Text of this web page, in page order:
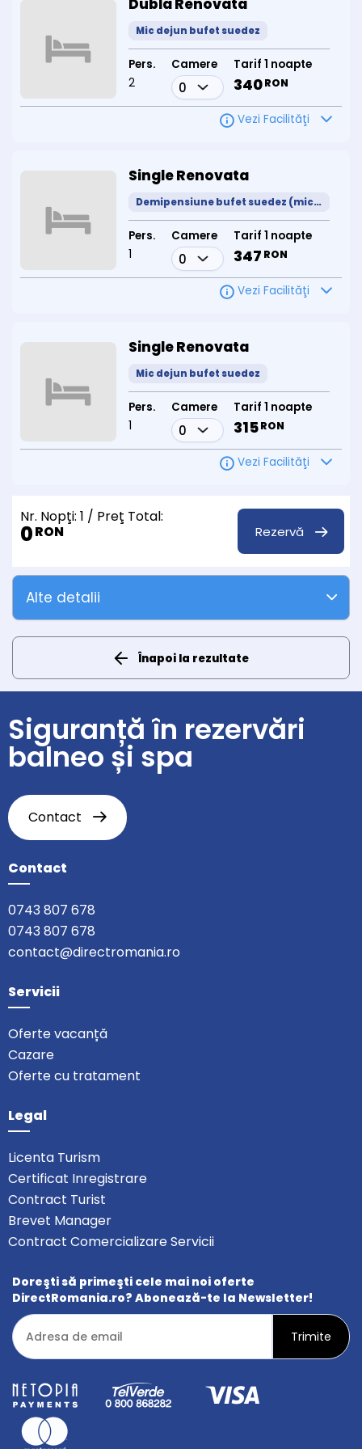
Dubla Renovata
Mic dejun bufet suedez
Pers.
2
Camere Tarif 1 noapte
340RON
Vezi Facilităţi
Single Renovata
Demipensiune bufet suedez (mic dejun + cina)
Pers.
1
Camere Tarif 1 noapte
347 RON
Vezi Facilităţi
Single Renovata
Mic dejun bufet suedez
Pers.
1
Camere Tarif 1 noapte
315RON
Vezi Facilităţi
Nr. Nopţi: 1 / Preţ Total:
0RON Rezervă
Alte detalii
Înapoi la rezultate
Siguranță în rezervări
balneo și spa
Contact
Contact
0743 807 678
0743 807 678
contact@directromania.ro
Servicii
Oferte vacanță
Cazare
Oferte cu tratament
Legal
Licenta Turism
Certificat Inregistrare
Contract Turist
Brevet Manager
Contract Comercializare Servicii
Doreşti să primeşti cele mai noi oferte
DirectRomania.ro? Abonează-te la Newsletter!